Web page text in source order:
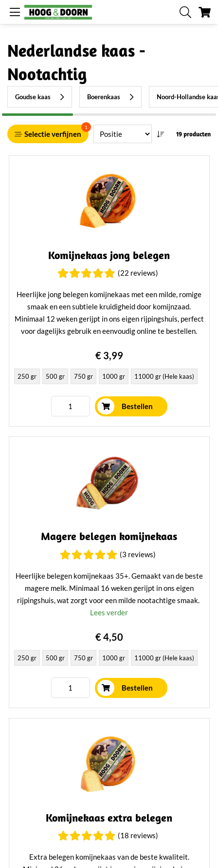
Nederlandse kaas -
Nootachtig
Goudse kaas Boerenkaas Noord-Hollandse
Selectie verfijnen
1
19 producten
Komijnekaas jong belegen
(22 reviews)
Heerlijke jong belegen komijnekaas met een milde, romige
smaak en een subtiele kruidigheid door komijnzaad.
Minimaal 12 weken gerijpt in ons eigen rijpingshuis, perfect
voor dagelijks gebruik en eenvoudig online te bestellen.
jong belegen (± 12 weken)
Structuur:smeuïg en makkelijk te snijden
Lees verder
€ 3,99
250 gr 500 gr 750 gr 1000 gr 11000 gr (Hele kaas)
Bestellen
Magere belegen komijnekaas
(3 reviews)
Heerlijke belegen komijnekaas 35+. Gemaakt van de beste
magere melk. Minimaal 16 weken gerijpt in ons eigen
rijpingshuis, wat zorgt voor een milde nootachtige smaak.
Lees verder
€ 4,50
250 gr 500 gr 750 gr 1000 gr 11000 gr (Hele kaas)
Bestellen
Komijnekaas extra belegen
(18 reviews)
Extra belegen komijnekaas van de beste kwaliteit.